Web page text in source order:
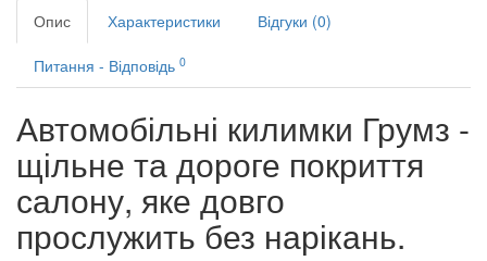
Опис Характеристики Відгуки (0)
Питання - Відповідь 0
Автомобільні килимки Грумз -
щільне та дороге покриття
салону, яке довго
прослужить без нарікань.